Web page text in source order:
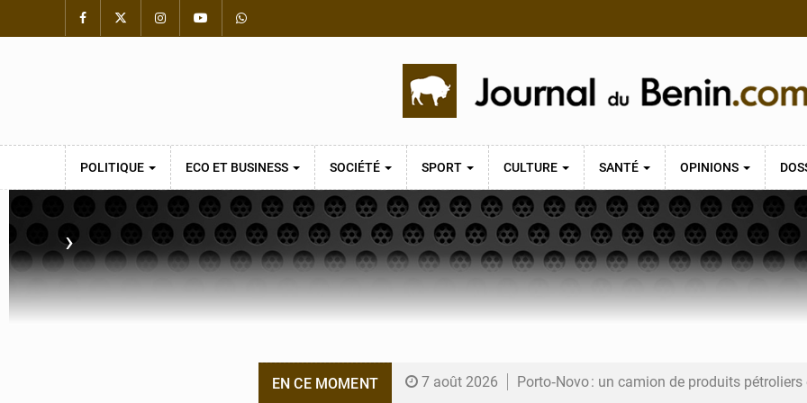
POLITIQUE ECO ET BUSINESS SOCIÉTÉ SPORT CULTURE SANTÉ OPINIONS
›
EN CE MOMENT 7 août 2026 Porto‑Novo : un camion de produits